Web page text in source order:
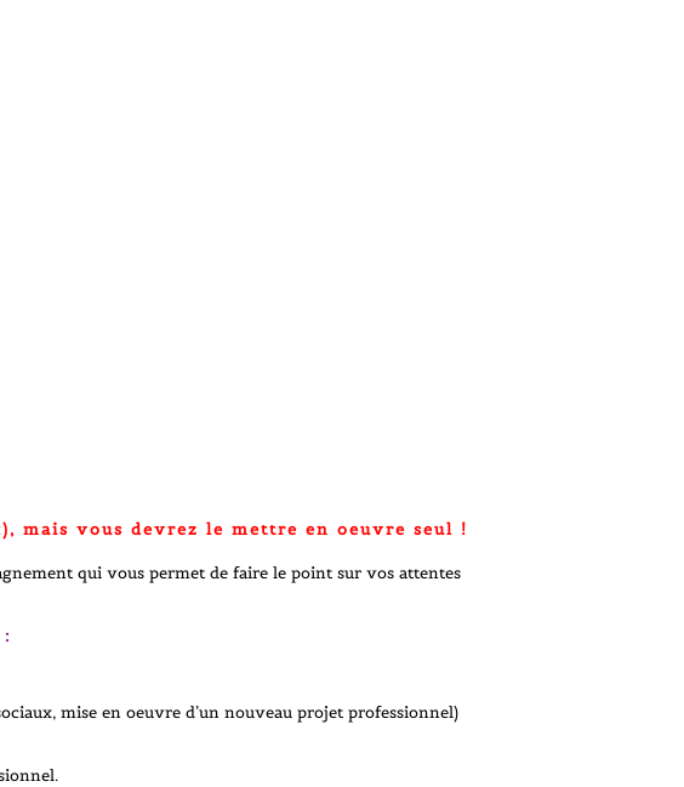
mais vous devrez le mettre en oeuvre seul !
qui vous permet de faire le point sur vos attentes
mise en oeuvre d’un nouveau projet professionnel)